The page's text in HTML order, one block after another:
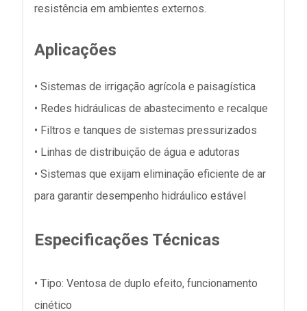
resistência em ambientes externos.
Aplicações
• Sistemas de irrigação agrícola e paisagística
• Redes hidráulicas de abastecimento e recalque
• Filtros e tanques de sistemas pressurizados
• Linhas de distribuição de água e adutoras
• Sistemas que exijam eliminação eficiente de ar
para garantir desempenho hidráulico estável
Especificações Técnicas
• Tipo: Ventosa de duplo efeito, funcionamento
cinético